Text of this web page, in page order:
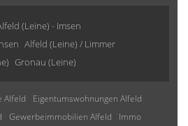
(Leine) - Imsen
Alfeld (Leine) / Limmer
Gronau (Leine)
Alfeld
Eigentumswohnungen Alfeld
Gewerbeimmobilien Alfeld
Immo